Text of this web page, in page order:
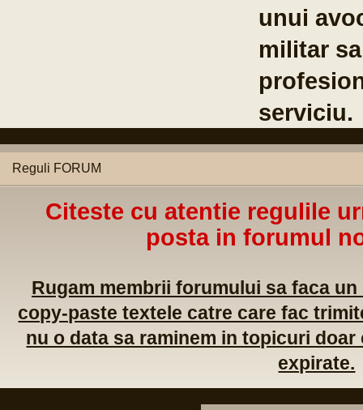
unui
militar
serviciu.
Reguli FORUM
Citeste cu atentie regulile
posta in forumul
Rugam membrii forumului sa faca
copy-paste textele catre care fac
nu o data sa raminem in topicuri
expirate.